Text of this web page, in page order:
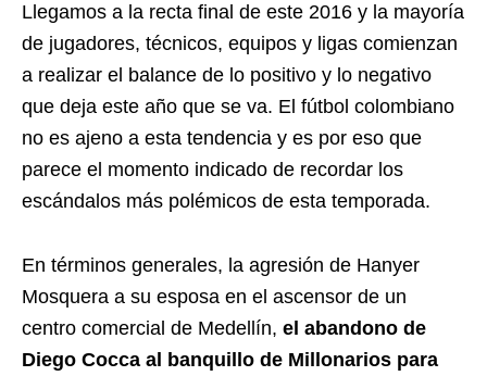
Llegamos a la recta final de este 2016 y la mayoría
de jugadores, técnicos, equipos y ligas comienzan
a realizar el balance de lo positivo y lo negativo
que deja este año que se va. El fútbol colombiano
no es ajeno a esta tendencia y es por eso que
parece el momento indicado de recordar los
escándalos más polémicos de esta temporada.
En términos generales, la agresión de Hanyer
Mosquera a su esposa en el ascensor de un
centro comercial de Medellín, el abandono de
Diego Cocca al banquillo de Millonarios para